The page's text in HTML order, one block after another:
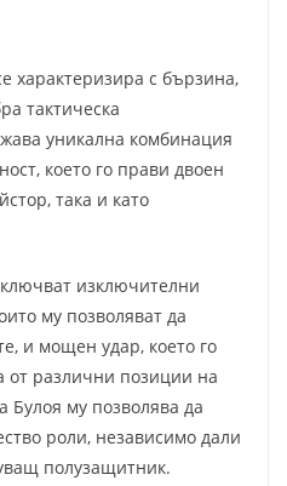
характеризира с бързина,
тактическа
уникална комбинация
което го прави двоен
така и като
изключителни
му позволяват да
и мощен удар, което го
от различни позиции на
Булоя му позволява да
роли, независимо дали
полузащитник.